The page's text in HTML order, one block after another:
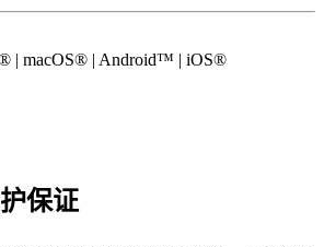
| macOS® | Android™ | iOS®
保证